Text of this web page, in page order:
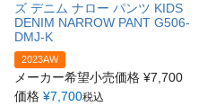
ズ デニム ナロー パンツ KIDS
DENIM NARROW PANT G506-
DMJ-K
2023AW
メーカー希望小売価格 ¥7,700
価格 ¥7,700税込